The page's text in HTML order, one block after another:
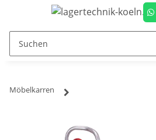
Möbelkarren